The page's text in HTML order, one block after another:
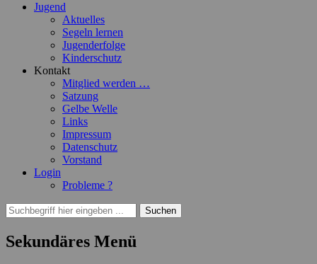
Jugend
Aktuelles
Segeln lernen
Jugenderfolge
Kinderschutz
Kontakt
Mitglied werden …
Satzung
Gelbe Welle
Links
Impressum
Datenschutz
Vorstand
Login
Probleme ?
Suchen
Suchen
nach:
Sekundäres Menü